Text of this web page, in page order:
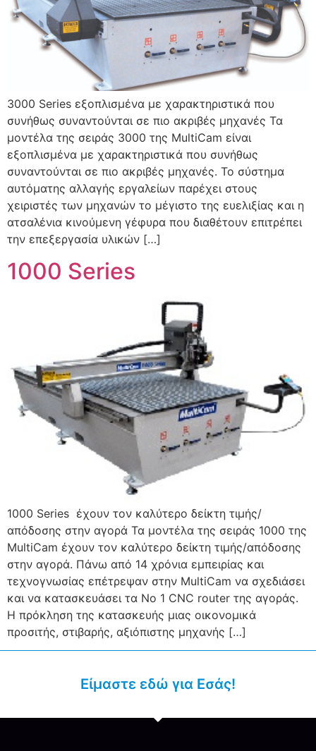
3000 Series εξοπλισμένα με χαρακτηριστικά που
συνήθως συναντούνται σε πιο ακριβές μηχανές Τα
μοντέλα της σειράς 3000 της MultiCam είναι
εξοπλισμένα με χαρακτηριστικά που συνήθως
συναντούνται σε πιο ακριβές μηχανές. Το σύστημα
αυτόματης αλλαγής εργαλείων παρέχει στους
χειριστές των μηχανών το μέγιστο της ευελιξίας και η
ατσαλένια κινούμενη γέφυρα που διαθέτουν επιτρέπει
την επεξεργασία υλικών […]
1000 Series
1000 Series έχουν τον καλύτερο δείκτη τιμής/
απόδοσης στην αγορά Τα μοντέλα της σειράς 1000 της
MultiCam έχουν τον καλύτερο δείκτη τιμής/απόδοσης
στην αγορά. Πάνω από 14 χρόνια εμπειρίας και
τεχνογνωσίας επέτρεψαν στην MultiCam να σχεδιάσει
και να κατασκευάσει τα Νο 1 CNC router της αγοράς.
Η πρόκληση της κατασκευής μιας οικονομικά
προσιτής, στιβαρής, αξιόπιστης μηχανής […]
Είμαστε εδώ για Εσάς!